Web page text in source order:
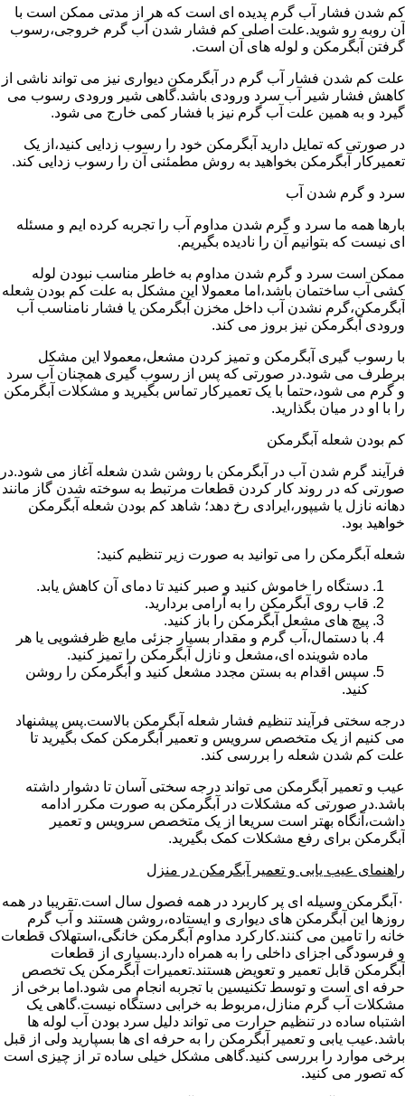
کم شدن فشار آب گرم پدیده ای است که هر از مدتی ممکن است با
آن روبه رو شوید.علت اصلی کم فشار شدن آب گرم خروجی،رسوب
گرفتن آبگرمکن و لوله های آن است.
علت کم شدن فشار آب گرم در آبگرمکن دیواری نیز می تواند ناشی از
کاهش فشار شیر آب سرد ورودی باشد.گاهی شیر ورودی رسوب می
گیرد و به همین علت آب گرم نیز با فشار کمی خارج می شود.
در صورتی که تمایل دارید آبگرمکن خود را رسوب زدایی کنید،از یک
تعمیرکار آبگرمکن بخواهید به روش مطمئنی آن را رسوب زدایی کند.
سرد و گرم شدن آب
بارها همه ما سرد و گرم شدن مداوم آب را تجربه کرده ایم و مسئله
ای نیست که بتوانیم آن را نادیده بگیریم.
ممکن است سرد و گرم شدن مداوم به خاطر مناسب نبودن لوله
کشی آب ساختمان باشد،اما معمولا این مشکل به علت کم بودن شعله
آبگرمکن،گرم نشدن آب داخل مخزن آبگرمکن یا فشار نامناسب آب
ورودی آبگرمکن نیز بروز می کند.
با رسوب گیری آبگرمکن و تمیز کردن مشعل،معمولا این مشکل
برطرف می شود.در صورتی که پس از رسوب گیری همچنان آب سرد
و گرم می شود،حتما با یک تعمیرکار تماس بگیرید و مشکلات آبگرمکن
را با او در میان بگذارید.
کم بودن شعله آبگرمکن
فرآیند گرم شدن آب در آبگرمکن با روشن شدن شعله آغاز می شود.در
صورتی که در روند کار کردن قطعات مرتبط به سوخته شدن گاز مانند
دهانه نازل یا شیپور،ایرادی رخ دهد؛ شاهد کم بودن شعله آبگرمکن
خواهید بود.
شعله آبگرمکن را می توانید به صورت زیر تنظیم کنید:
دستگاه را خاموش کنید و صبر کنید تا دمای آن کاهش یابد.
قاب روی آبگرمکن را به آرامی بردارید.
پیچ های مشعل آبگرمکن را باز کنید.
با دستمال،آب گرم و مقدار بسیار جزئی مایع ظرفشویی یا هر
ماده شوینده ای،مشعل و نازل آبگرمکن را تمیز کنید.
سپس اقدام به بستن مجدد مشعل کنید و آبگرمکن را روشن
کنید.
درجه سختی فرآیند تنظیم فشار شعله آبگرمکن بالاست.پس پیشنهاد
می کنیم از یک متخصص سرویس و تعمیر آبگرمکن کمک بگیرید تا
علت کم شدن شعله را بررسی کند.
عیب و تعمیر آبگرمکن می تواند درجه سختی آسان تا دشوار داشته
باشد.در صورتی که مشکلات در آبگرمکن به صورت مکرر ادامه
داشت،آنگاه بهتر است سریعا از یک متخصص سرویس و تعمیر
آبگرمکن برای رفع مشکلات کمک بگیرید.
راهنمای عیب یابی و تعمیر آبگرمکن در منزل
۰آبگرمکن وسیله ای پر کاربرد در همه فصول سال است.تقریبا در همه
روزها این آبگرمکن های دیواری و ایستاده،روشن هستند و آب گرم
خانه را تامین می کنند.کارکرد مداوم آبگرمکن خانگی،استهلاک قطعات
و فرسودگی اجزای داخلی را به همراه دارد.بسیاری از قطعات
آبگرمکن قابل تعمیر و تعویض هستند.تعمیرات آبگرمکن یک تخصص
حرفه ای است و توسط تکنیسین با تجربه انجام می شود.اما برخی از
مشکلات آب گرم منازل،مربوط به خرابی دستگاه نیست.گاهی یک
اشتباه ساده در تنظیم حرارت می تواند دلیل سرد بودن آب لوله ها
باشد.عیب یابی و تعمیر آبگرمکن را به حرفه ای ها بسپارید ولی از قبل
برخی موارد را بررسی کنید.گاهی مشکل خیلی ساده تر از چیزی است
که تصور می کنید.